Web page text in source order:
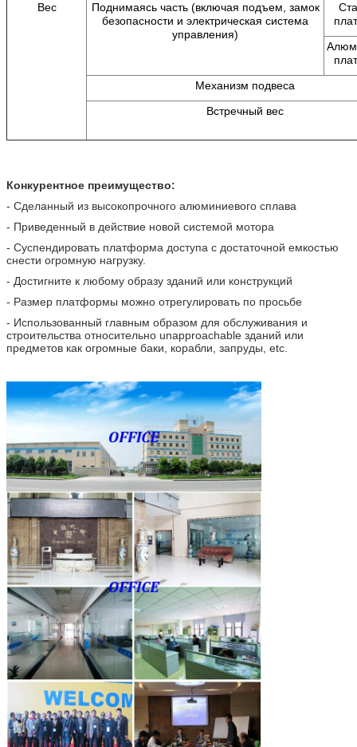
Вес
Поднимаясь часть (включая подъем, замок
безопасности и электрическая система
управления)
Механизм подвеса
Встречный вес
Конкурентное преимущество:
- Сделанный из высокопрочного алюминиевого сплава
- Приведенный в действие новой системой мотора
- Суспендировать платформа доступа с достаточной емкостью
снести огромную нагрузку.
- Достигните к любому образу зданий или конструкций
- Размер платформы можно отрегулировать по просьбе
- Использованный главным образом для обслуживания и
строительства относительно unapproachable зданий или
предметов как огромные баки, корабли, запруды, etc.